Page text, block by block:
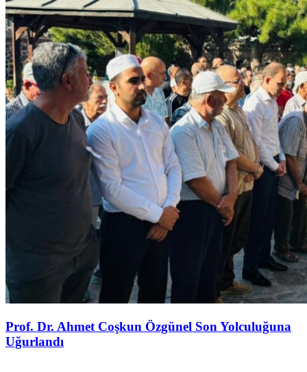
Prof. Dr. Ahmet Coşkun Özgünel Son Yolculuğuna
Uğurlandı